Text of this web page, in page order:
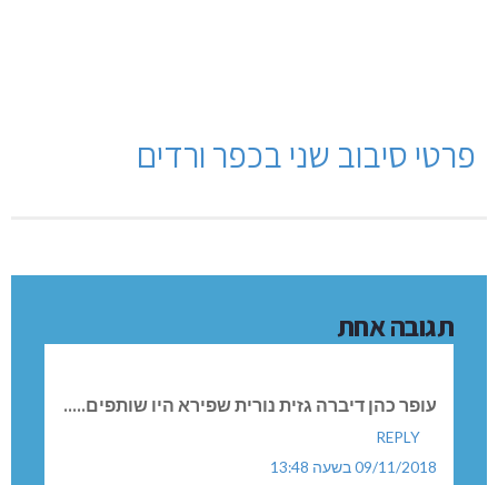
פרטי סיבוב שני בכפר ורדים
תגובה אחת
עופר כהן דיברה גזית נורית שפירא היו שותפים.....
REPLY
09/11/2018 בשעה 13:48